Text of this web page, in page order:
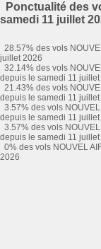
Ponctualité des
samedi 11 juillet
28.57% des vols
juillet 2026
32.14% des vols
depuis le samedi 11 juillet
21.43% des vols
depuis le samedi 11 juillet
3.57% des vols
depuis le samedi 11 juillet
3.57% des vols
depuis le samedi 11 juillet
0% des vols NOUVEL
2026